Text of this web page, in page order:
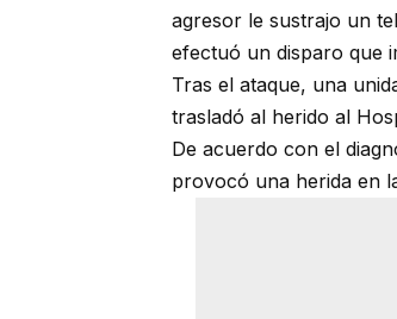
agresor le sustrajo un
efectuó un disparo que
Tras el ataque, una
trasladó al herido al
De acuerdo con el
provocó una herida en